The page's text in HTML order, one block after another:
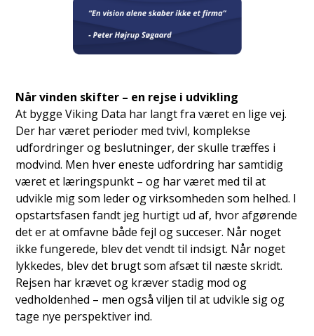
Når vinden skifter – en rejse i udvikling
At bygge Viking Data har langt fra været en lige vej.
Der har været perioder med tvivl, komplekse
udfordringer og beslutninger, der skulle træffes i
modvind. Men hver eneste udfordring har samtidig
været et læringspunkt – og har været med til at
udvikle mig som leder og virksomheden som helhed. I
opstartsfasen fandt jeg hurtigt ud af, hvor afgørende
det er at omfavne både fejl og succeser. Når noget
ikke fungerede, blev det vendt til indsigt. Når noget
lykkedes, blev det brugt som afsæt til næste skridt.
Rejsen har krævet og kræver stadig mod og
vedholdenhed – men også viljen til at udvikle sig og
tage nye perspektiver ind.